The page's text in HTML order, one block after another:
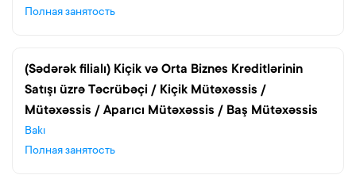
Полная занятость
(Sədərək filialı) Kiçik və Orta Biznes Kreditlərinin
Satışı üzrə Təcrübəçi / Kiçik Mütəxəssis /
Mütəxəssis / Aparıcı Mütəxəssis / Baş Mütəxəssis
Bakı
Полная занятость